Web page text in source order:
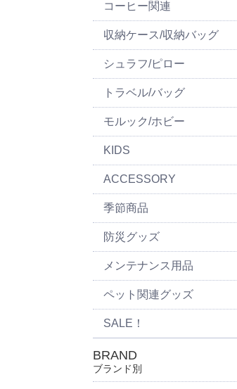
コーヒー関連
収納ケース/収納バッグ
シュラフ/ピロー
トラベル/バッグ
モルック/ホビー
KIDS
ACCESSORY
季節商品
防災グッズ
メンテナンス用品
ペット関連グッズ
SALE！
BRAND
ブランド別